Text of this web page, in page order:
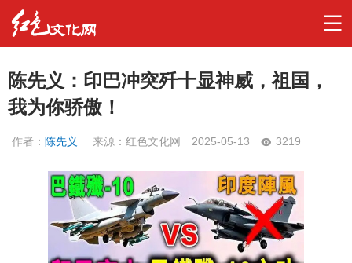
陈先义：印巴冲突歼十显神威，祖国，
我为你骄傲！
作者： 陈先义 来源：红色文化网 2025-05-13 3219